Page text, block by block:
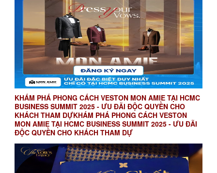
KHÁM PHÁ PHONG CÁCH VESTON MON AMIE TẠI HCMC
BUSINESS SUMMIT 2025 - ƯU ĐÃI ĐỘC QUYỀN CHO
KHÁCH THAM DỰKHÁM PHÁ PHONG CÁCH VESTON
MON AMIE TẠI HCMC BUSINESS SUMMIT 2025 - ƯU ĐÃI
ĐỘC QUYỀN CHO KHÁCH THAM DỰ